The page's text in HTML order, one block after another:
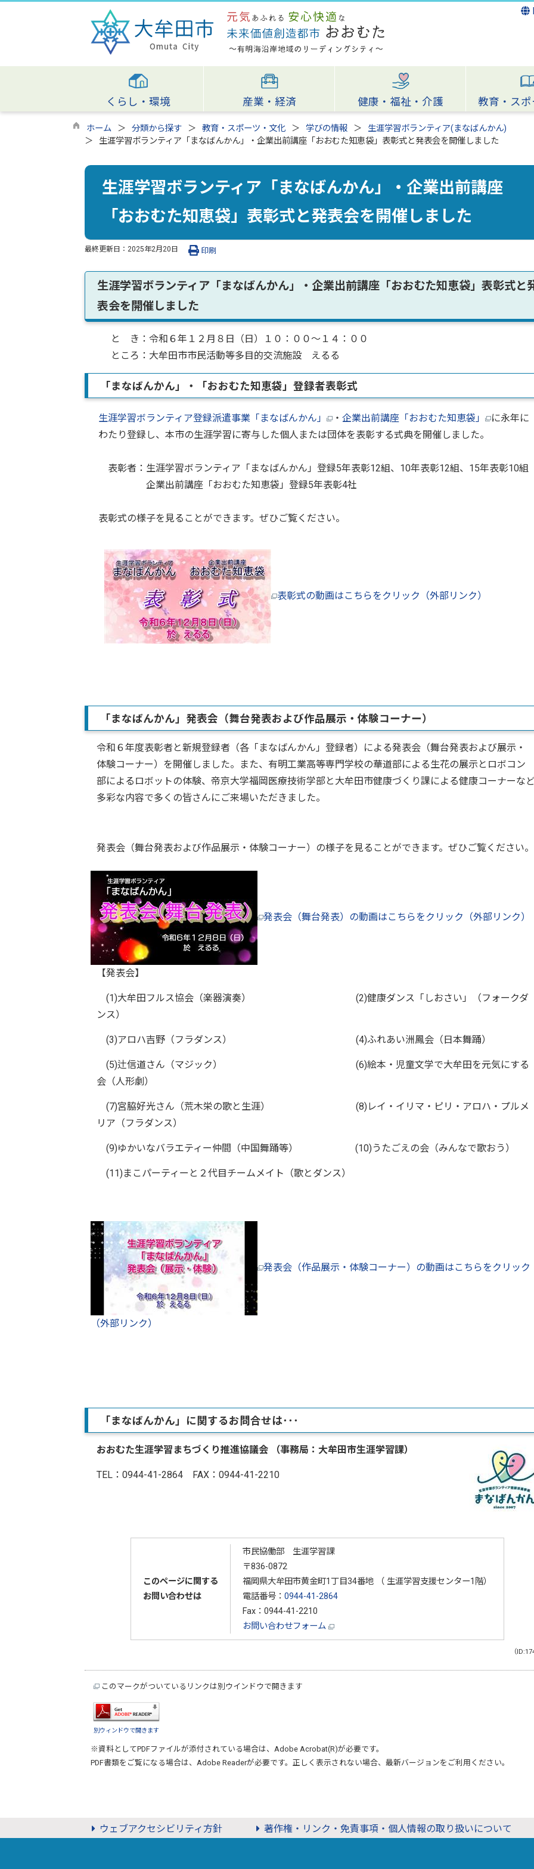
くらし・環境 産業・経済 健康・福祉・介護 教育・ス
ホーム 分類から探す 教育・スポーツ・文化 学びの情報
生涯学習ボランティア(まなばんかん)
生涯学習ボランティア「まなばんかん」・企業出前講座「おおむた知恵袋」表彰式と発表会を開催しました
生涯学習ボランティア「まなばんかん」・企業出前講座
「おおむた知恵袋」表彰式と発表会を開催しました
最終更新日： 2025年2月20日 印刷
生涯学習ボランティア「まなばんかん」・企業出前講座「おおむた知恵袋」表彰式と
表会を開催しました
と き：令和６年１２月８日（日）１０：００～１４：００
ところ：大牟田市市民活動等多目的交流施設 えるる
「まなばんかん」・「おおむた知恵袋」登録者表彰式
生涯学習ボランティア登録派遣事業「まなばんかん」 ・ 企業出前講座「おおむた知恵袋」
に永年に
わたり登録し、本市の生涯学習に寄与した個人または団体を表彰する式典を開催しました。
表彰者：生涯学習ボランティア「まなばんかん」登録5年表彰12組、10年表彰12組、15年表彰10組
企業出前講座「おおむた知恵袋」登録5年表彰4社
表彰式の様子を見ることができます。ぜひご覧ください。
表彰式の動画はこちらをクリック（外部リンク）
「まなばんかん」発表会（舞台発表および作品展示・体験コーナー）
令和６年度表彰者と新規登録者（各「まなばんかん」登録者）による発表会（舞台発表および展示・
体験コーナー）を開催しました。また、有明工業高等専門学校の華道部による生花の展示とロボコン
部によるロボットの体験、帝京大学福岡医療技術学部と大牟田市健康づくり課による健康コーナーな
多彩な内容で多くの皆さんにご来場いただきました。
発表会（舞台発表および作品展示・体験コーナー）の様子を見ることができます。ぜひご覧ください。
発表会（舞台発表）の動画はこちらをクリック（外部リンク）
【発表会】
(1)大牟田フルス協会（楽器演奏） (2)健康ダンス「しおさい」（フォークダ
ンス）
(3)アロハ吉野（フラダンス） (4)ふれあい洲鳳会（日本舞踊）
(5)辻信道さん（マジック） (6)絵本・児童文学で大牟田を元気にする
会（人形劇）
(7)宮脇好光さん（荒木栄の歌と生涯） (8)レイ・イリマ・ピリ・アロハ・プルメ
リア（フラダンス）
(9)ゆかいなバラエティー仲間（中国舞踊等） (10)うたごえの会（みんなで歌おう）
(11)まこパーティーと２代目チームメイト（歌とダンス）
発表会（作品展示・体験コーナー）の動画はこちらをクリック
（外部リンク）
「まなばんかん」に関するお問合せは･･･
おおむた生涯学習まちづくり推進協議会 （事務局：大牟田市生涯学習課）
TEL：0944-41-2864 FAX：0944-41-2210
このページに関する
お問い合わせは
市民協働部 生涯学習課
〒836-0872
福岡県大牟田市黄金町1丁目34番地 （ 生涯学習支援センター1階）
電話番号： 0944-41-2864
Fax：0944-41-2210
お問い合わせフォーム
（
このマークがついているリンクは別ウインドウで開きます
別ウィンドウで開きます
※資料としてPDFファイルが添付されている場合は、 Adobe Acrobat(R)が必要です。
PDF書類をご覧になる場合は、 Adobe Readerが必要です。正しく表示されない場合、最新バージョンをご利用ください。
ウェブアクセシビリティ方針 著作権・リンク・免責事項・個人情報の取り扱いについて